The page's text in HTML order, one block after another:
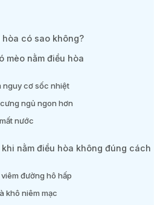
hòa có sao không?
mèo nằm điều hòa
nguy cơ sốc nhiệt
ngủ ngon hơn
nước
nằm điều hòa không đúng cách
đường hô hấp
khô niêm mạc